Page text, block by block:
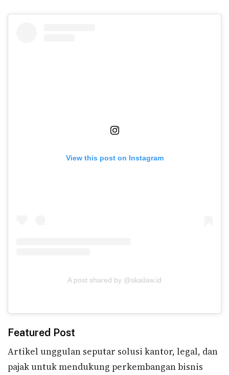
View this post on Instagram
A post shared by @skailaw.id
Featured Post
Artikel unggulan seputar solusi kantor, legal, dan
pajak untuk mendukung perkembangan bisnis